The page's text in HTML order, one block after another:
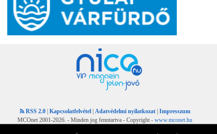
RSS 2.0 | Kapcsolatfelvétel | Adatvédelmi nyilatkozat | Impresszum
MCOnet 2001-2026. - Minden jog fenntartva - Copyright - www.mconet.hu